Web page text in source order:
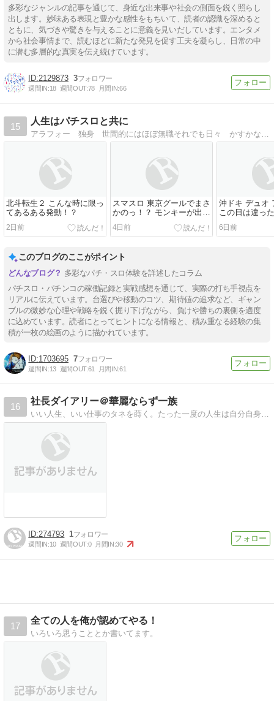
多彩なジャンルの記事を通じて、身近な出来事や社会の側面を鋭く照らし
出します。妙味ある表現と豊かな感性をもちいて、読者の認識を深めると
ともに、気づきや驚きを与えることに意義を見いだしています。エンタメ
から社会事情まで、読むほどに新たな発見を促す工夫を凝らし、日常の中
に潜む多層的な真実を伝え続けています。
2129873 3
週間IN:18 週間OUT:78 月間IN:66
15
人生はパチスロと共に
北斗転生２ こんな時に限っ
てあるある発動！？
2日前
スマスロ 東京グールでまさ
かのっ！？ モンキーが出な
かったからこそ
4日前
沖ドキ デュオ
この日は違っ
6日前
このブログのここがポイント
多彩なパチ・スロ体験を詳述したコラム
パチスロ・パチンコの稼働記録と実戦感想を通じて、実際の打ち手視点を
リアルに伝えています。台選びや移動のコツ、期待値の追求など、ギャン
ブルの微妙な心理や戦略を鋭く掘り下げながら、負けや勝ちの裏側を適度
に込めています。読者にとってヒントになる情報と、積み重なる経験の集
積が一枚の絵画のように描かれています。
1703695 7
週間IN:13 週間OUT:61 月間IN:61
16
社長ダイアリー＠華麗ならず一族
いい人生、いい仕事のタネを蒔く。たった一度の人生は自分自身が納得すること。一日一日を大切に・・
274793 1
週間IN:10 週間OUT:0 月間IN:30
17
全ての人を俺が認めてやる！
いろいろ思うこととか書いてます。